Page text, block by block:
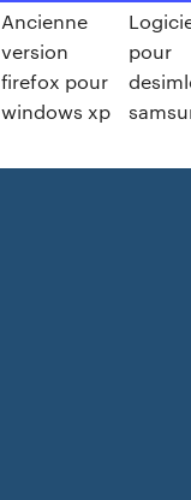
Ancienne
version
firefox pour
windows xp
pour